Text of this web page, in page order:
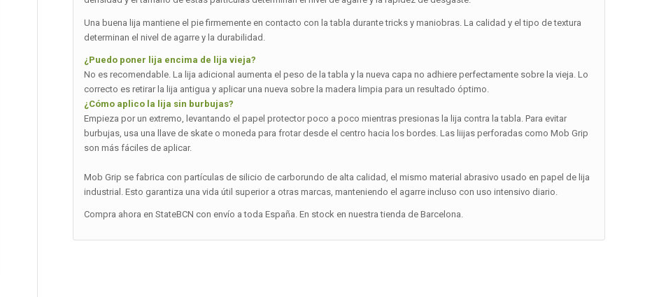
Una buena lija mantiene el pie firmemente en contacto con la tabla durante tricks y maniobras. La calidad y el tipo de textura
determinan el nivel de agarre y la durabilidad.
¿Puedo poner lija encima de lija vieja?
No es recomendable. La lija adicional aumenta el peso de la tabla y la nueva capa no adhiere perfectamente sobre la vieja. Lo
correcto es retirar la lija antigua y aplicar una nueva sobre la madera limpia para un resultado óptimo.
¿Cómo aplico la lija sin burbujas?
Empieza por un extremo, levantando el papel protector poco a poco mientras presionas la lija contra la tabla. Para evitar
burbujas, usa una llave de skate o moneda para frotar desde el centro hacia los bordes. Las liijas perforadas como Mob Grip
son más fáciles de aplicar.
Mob Grip se fabrica con partículas de silicio de carborundo de alta calidad, el mismo material abrasivo usado en papel de lija
industrial. Esto garantiza una vida útil superior a otras marcas, manteniendo el agarre incluso con uso intensivo diario.
Compra ahora en StateBCN con envío a toda España. En stock en nuestra tienda de Barcelona.